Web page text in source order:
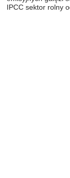
IPCC sektor rolny